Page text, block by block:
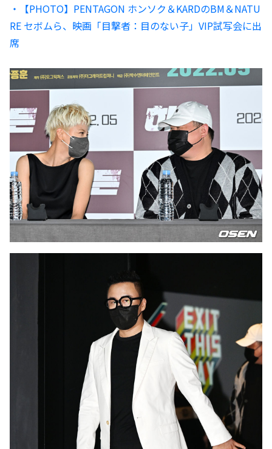
・【PHOTO】PENTAGON ホンソク＆KARDのBM＆NATU
RE セボムら、映画「目撃者：目のない子」VIP試写会に出
席